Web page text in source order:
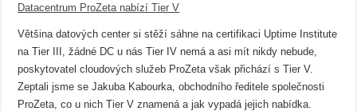
Datacentrum ProZeta nabízí Tier V
Většina datových center si stěží sáhne na certifikaci Uptime Institute
na Tier III, žádné DC u nás Tier IV nemá a asi mít nikdy nebude,
poskytovatel cloudových služeb ProZeta však přichází s Tier V.
Zeptali jsme se Jakuba Kabourka, obchodního ředitele společnosti
ProZeta, co u nich Tier V znamená a jak vypadá jejich nabídka.